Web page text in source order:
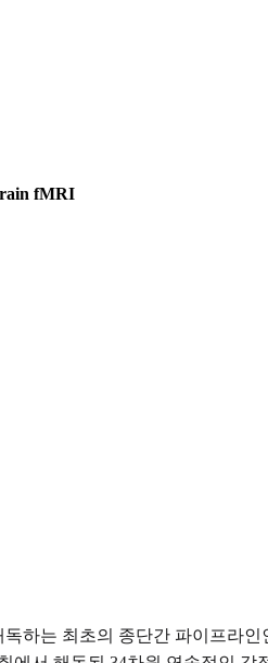
fMRI
하는 최초의 종단간 파이프라